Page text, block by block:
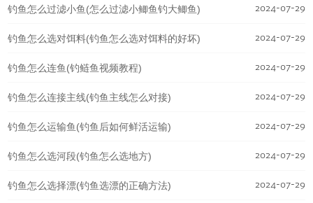
2024-07-29
钓鱼怎么过滤小鱼(怎么过滤小鲫鱼钓大鲫鱼)
2024-07-29
钓鱼怎么选对饵料(钓鱼怎么选对饵料的好坏)
2024-07-29
钓鱼怎么连鱼(钓鲢鱼视频教程)
2024-07-29
钓鱼怎么连接主线(钓鱼主线怎么对接)
2024-07-29
钓鱼怎么运输鱼(钓鱼后如何鲜活运输)
2024-07-29
钓鱼怎么选河段(钓鱼怎么选地方)
2024-07-29
钓鱼怎么选择漂(钓鱼选漂的正确方法)